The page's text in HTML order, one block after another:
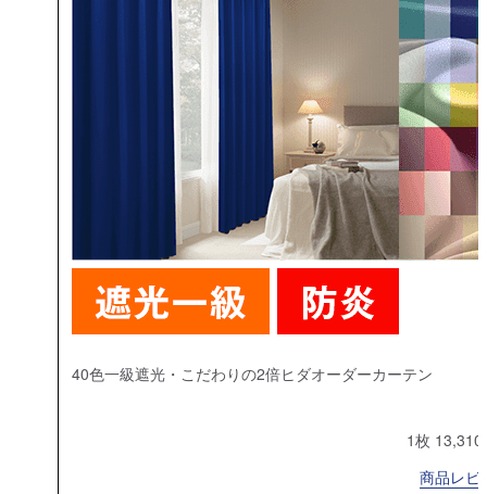
40色一級遮光・こだわりの2倍ヒダオーダーカーテン
1枚
商品レビ